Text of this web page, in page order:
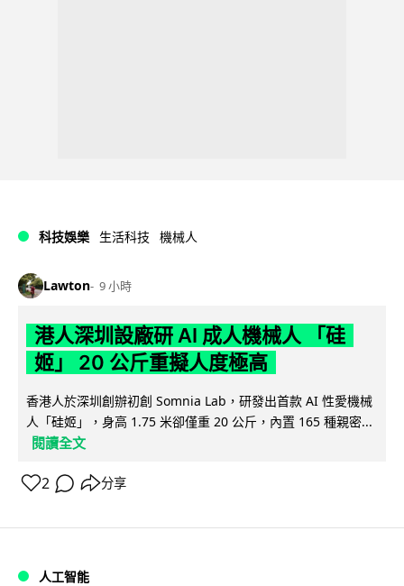
科技娛樂 生活科技 機械人
Lawton 9 小時
港人深圳設廠研 AI 成人機械人 「硅
姬」 20 公斤重擬人度極高
香港人於深圳創辦初創 Somnia Lab，研發出首款 AI 性愛機械
人「硅姬」，身高 1.75 米卻僅重 20 公斤，內置 165 種親密...
閱讀全文
2 分享
人工智能